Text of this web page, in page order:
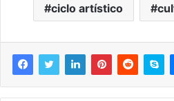
ciclo artístico